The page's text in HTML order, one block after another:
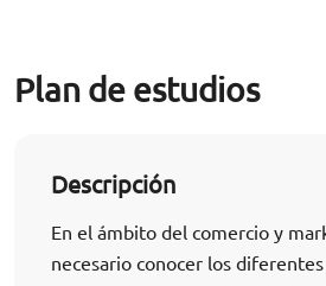
Plan de estudios
Descripción
En el ámbito del comercio y
necesario conocer los